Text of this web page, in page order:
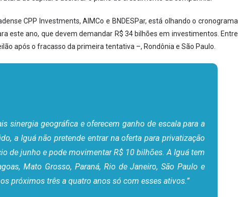
CPP Investments, AIMCo e BNDESPar, está olhando o cronograma
este ano, que devem demandar R$ 34 bilhões em investimentos. Entre
após o fracasso da primeira tentativa –, Rondônia e São Paulo.
sinergia geográfica e oferecem ganho de escala para a
a Iguá não pretende entrar na oferta para privatização
de junho e pode movimentar R$ 10 bilhões. A Iguá tem
Mato Grosso, Paraná, Rio de Janeiro, São Paulo e
próximos três a quatro anos só com esses ativos.”